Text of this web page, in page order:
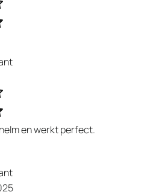
en werkt perfect.